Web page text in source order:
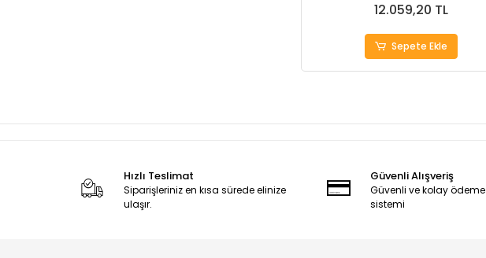
12.059,20 TL
Sepete Ekle
Hızlı Teslimat
Siparişleriniz en kısa sürede elinize
ulaşır.
Güvenli Alışveriş
Güvenli ve kolay ödeme
sistemi